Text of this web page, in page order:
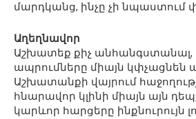
մարդկանց, ինչը չի նպաստում
Աղեղնավոր
Աշխատեք քիչ անհանգստանալ,
ապրումները միայն կփչացնեն
Աշխատանքի վայրում
հնարավոր կլինի միայն այն
կարևոր հարցերը ինքնուրույն